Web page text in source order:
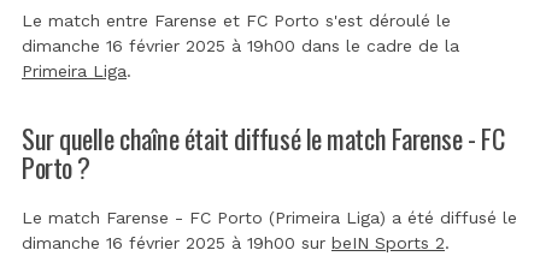
Le match entre Farense et FC Porto s'est déroulé le
dimanche 16 février 2025 à 19h00 dans le cadre de la
Primeira Liga.
Sur quelle chaîne était diffusé le match Farense - FC
Porto ?
Le match Farense - FC Porto (Primeira Liga) a été diffusé le
dimanche 16 février 2025 à 19h00 sur beIN Sports 2.